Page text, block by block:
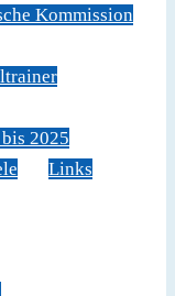
Kommission
2025
Links